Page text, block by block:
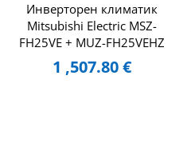
Инверторен климатик
Mitsubishi Electric MSZ-
FH25VE + MUZ-FH25VEHZ
1 ,507.80€